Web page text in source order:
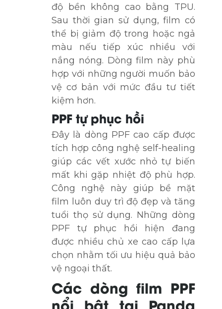
độ bền không cao bằng TPU.
Sau thời gian sử dụng, film có
thể bị giảm độ trong hoặc ngả
màu nếu tiếp xúc nhiều với
nắng nóng. Dòng film này phù
hợp với những người muốn bảo
vệ cơ bản với mức đầu tư tiết
kiệm hơn.
PPF tự phục hồi
Đây là dòng PPF cao cấp được
tích hợp công nghệ self-healing
giúp các vết xước nhỏ tự biến
mất khi gặp nhiệt độ phù hợp.
Công nghệ này giúp bề mặt
film luôn duy trì độ đẹp và tăng
tuổi thọ sử dụng. Những dòng
PPF tự phục hồi hiện đang
được nhiều chủ xe cao cấp lựa
chọn nhằm tối ưu hiệu quả bảo
vệ ngoại thất.
Các dòng film PPF
nổi bật tại Panda